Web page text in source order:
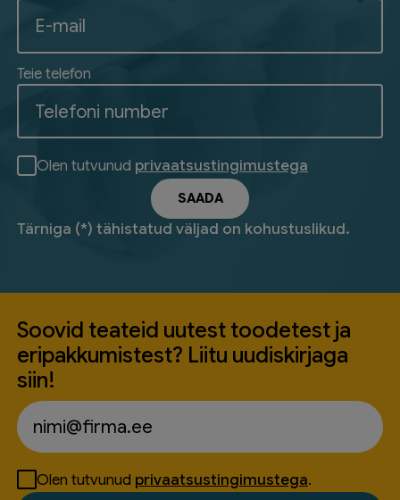
Teie telefon
Olen tutvunud privaatsustingimustega
Tärniga (*) tähistatud väljad on kohustuslikud.
Soovid teateid uutest toodetest ja
eripakkumistest? Liitu uudiskirjaga
siin!
Olen tutvunud privaatsustingimustega.